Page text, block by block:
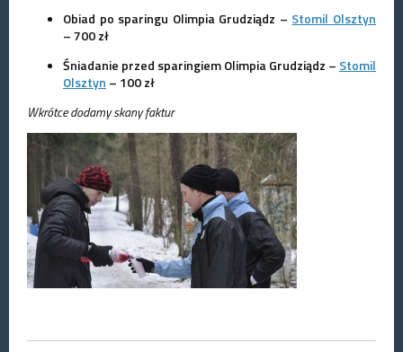
Obiad po sparingu Olimpia Grudziądz – Stomil Olsztyn
– 700 zł
Śniadanie przed sparingiem Olimpia Grudziądz – Stomil
Olsztyn – 100 zł
Wkrótce dodamy skany faktur